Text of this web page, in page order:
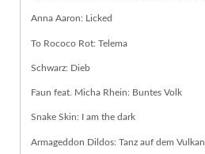
Anna Aaron: Licked
To Rococo Rot: Telema
Schwarz: Dieb
Faun feat. Micha Rhein: Buntes Volk
Snake Skin: I am the dark
Armageddon Dildos: Tanz auf dem Vulkan